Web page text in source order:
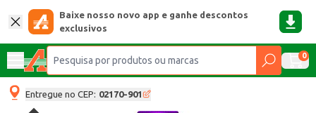
Baixe nosso novo app e ganhe descontos
exclusivos
0
Entregue no CEP: 02170-901